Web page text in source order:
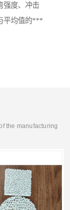
强度、冲击
平均值的***
the manufacturing